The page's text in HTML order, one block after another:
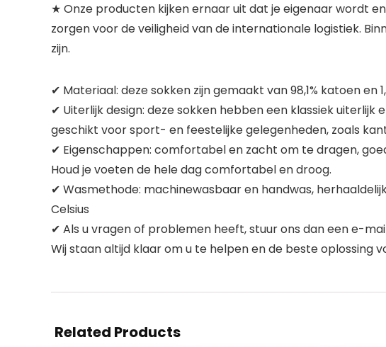
★ Onze producten kijken ernaar uit dat je eigenaar wordt
zorgen voor de veiligheid van de internationale logistiek.
zijn.
✔ Materiaal: deze sokken zijn gemaakt van 98,1% katoen en
✔ Uiterlijk design: deze sokken hebben een klassiek
geschikt voor sport- en feestelijke gelegenheden, zoals
✔ Eigenschappen: comfortabel en zacht om te dragen,
Houd je voeten de hele dag comfortabel en droog.
✔ Wasmethode: machinewasbaar en handwas,
Celsius
✔ Als u vragen of problemen heeft, stuur ons dan een e-
Wij staan altijd klaar om u te helpen en de beste oplossing
Related Products